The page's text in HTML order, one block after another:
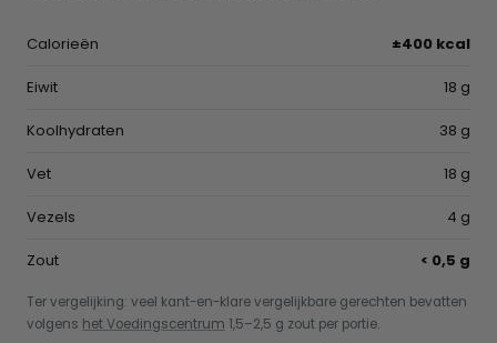
Calorieën ±400 kcal
Eiwit 18 g
Koolhydraten 38 g
Vet 18 g
Vezels 4 g
Zout < 0,5 g
Ter vergelijking: veel kant-en-klare vergelijkbare gerechten bevatten
volgens het Voedingscentrum 1,5–2,5 g zout per portie.